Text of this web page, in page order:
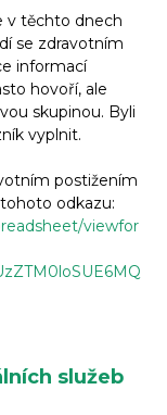
v těchto dnech
se zdravotním
informací
hovoří, ale
skupinou. Byli
vyplnit.
postižením
odkazu:
viewfor
služeb